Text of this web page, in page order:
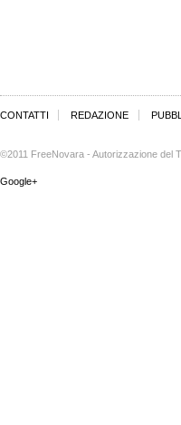
CONTATTI REDAZIONE
©2011 FreeNovara - Autorizzazione del
Google+